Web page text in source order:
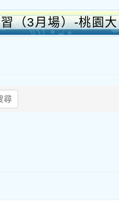
（3月場）-桃園大
尋